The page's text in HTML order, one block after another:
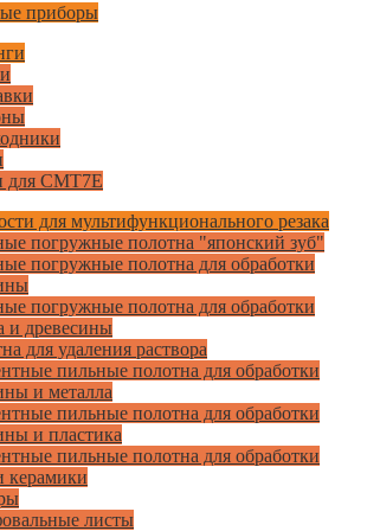
приборы
для CMT7E
для мультифункционального резака
погружные полотна "японский зуб"
погружные полотна для обработки
погружные полотна для обработки
и древесины
для удаления раствора
пильные полотна для обработки
и металла
пильные полотна для обработки
и пластика
пильные полотна для обработки
керамики
листы